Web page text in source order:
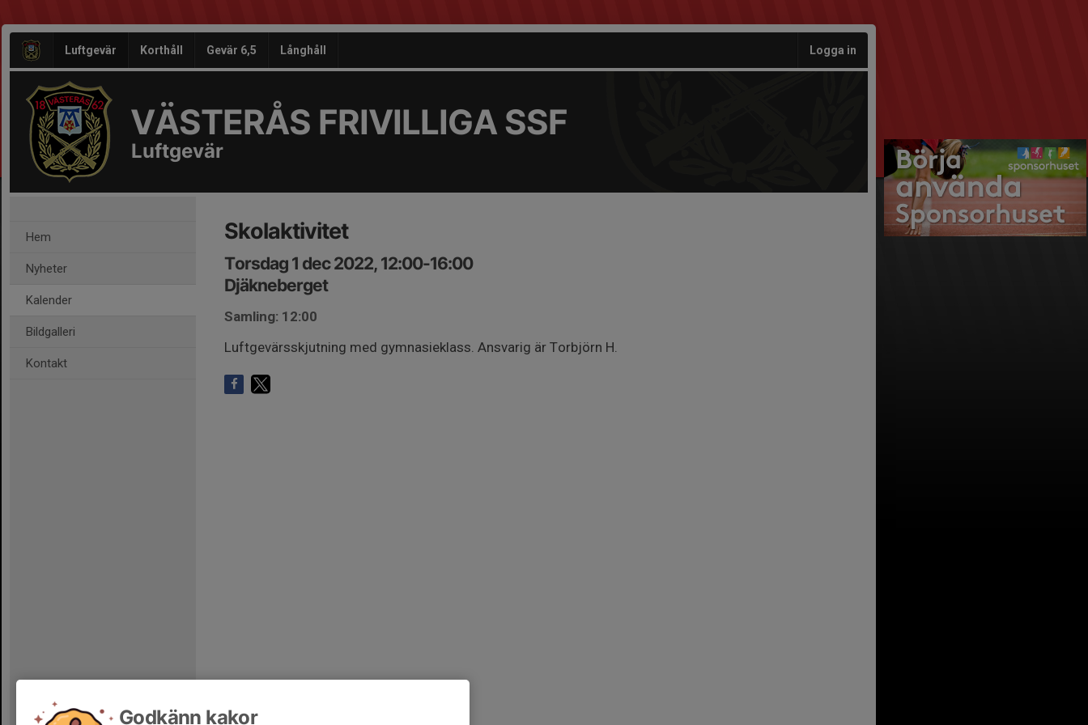
Luftgevär Korthåll Gevär 6,5 Långhåll Logga in
VÄSTERÅS FRIVILLIGA SSF
Luftgevär
Hem
Nyheter
Kalender
Bildgalleri
Kontakt
Skolaktivitet
Torsdag 1 dec 2022, 12:00-16:00
Djäkneberget
Samling: 12:00
Luftgevärsskjutning med gymnasieklass. Ansvarig är Torbjörn H.
Godkänn kakor